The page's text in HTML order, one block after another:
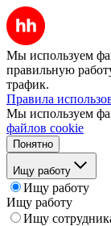
Мы используем
правильную
трафик.
Правила
Мы используем
файлов cookie
Понятно
Ищу работу
Ищу работу
Ищу работу
Ищу